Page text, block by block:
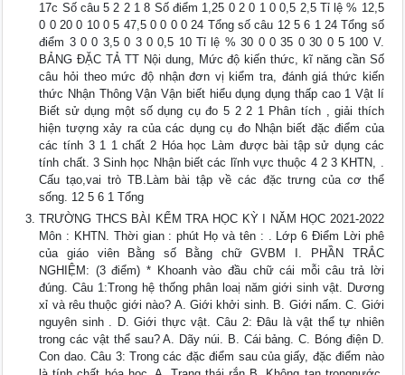
17c Số câu 5 2 2 1 8 Số điểm 1,25 0 2 0 1 0 0,5 2,5 Tỉ lệ % 12,5
0 0 20 0 10 0 5 47,5 0 0 0 0 24 Tổng số câu 12 5 6 1 24 Tổng số
điểm 3 0 0 3,5 0 3 0 0,5 10 Tỉ lệ % 30 0 0 35 0 30 0 5 100 V.
BẢNG ĐẶC TẢ TT Nội dung, Mức độ kiến thức, kĩ năng cần Số
câu hỏi theo mức độ nhận đơn vị kiểm tra, đánh giá thức kiến
thức Nhận Thông Vận Vận biết hiểu dụng dụng thấp cao 1 Vật lí
Biết sử dụng một số dụng cụ đo 5 2 2 1 Phân tích , giải thích
hiện tượng xảy ra của các dụng cụ đo Nhận biết đặc điểm của
các tính 3 1 1 chất 2 Hóa học Làm được bài tập sử dụng các
tính chất. 3 Sinh học Nhận biết các lĩnh vực thuộc 4 2 3 KHTN, .
Cấu tạo,vai trò TB.Làm bài tập về các đặc trưng của cơ thể
sống. 12 5 6 1 Tổng
TRƯỜNG THCS BÀI KỂM TRA HỌC KỲ I NĂM HỌC 2021-2022
Môn : KHTN. Thời gian : phút Họ và tên : . Lớp 6 Điểm Lời phê
của giáo viên Bằng số Bằng chữ GVBM I. PHẦN TRẮC
NGHIỆM: (3 điểm) * Khoanh vào đầu chữ cái mỗi câu trả lời
đúng. Câu 1:Trong hệ thống phân loaị năm giới sinh vật. Dương
xỉ và rêu thuộc giới nào? A. Giới khởi sinh. B. Giới nấm. C. Giới
nguyên sinh . D. Giới thực vật. Câu 2: Đâu là vật thể tự nhiên
trong các vật thể sau? A. Dãy núi. B. Cái bảng. C. Bóng điện D.
Con dao. Câu 3: Trong các đặc điểm sau của giấy, đặc điểm nào